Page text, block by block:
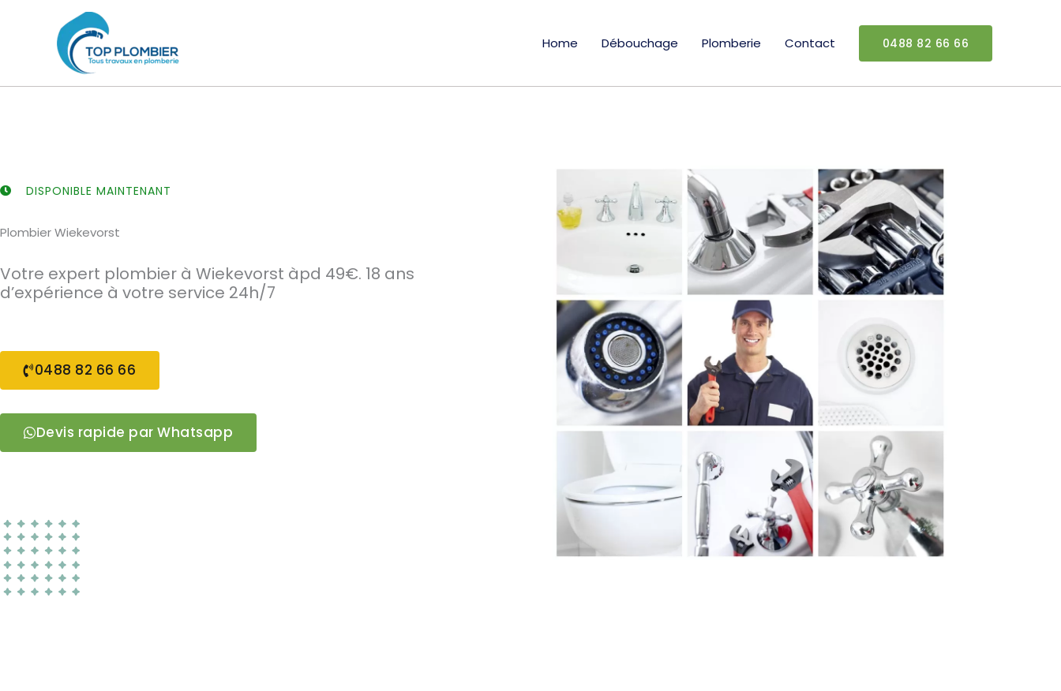
Home Débouchage Plomberie Contact 0488 82 66 66
DISPONIBLE MAINTENANT
Plombier Wiekevorst
Votre expert plombier à Wiekevorst àpd 49€. 18 ans
d’expérience à votre service 24h/7
0488 82 66 66
Devis rapide par Whatsapp